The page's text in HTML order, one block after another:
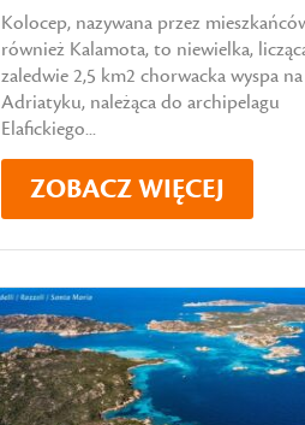
Kolocep, nazywana przez
również Kalamota, to niewielka,
zaledwie 2,5 km2 chorwacka wyspa na
Adriatyku, należąca do archipelagu
Elafickiego...
ZOBACZ WIĘCEJ